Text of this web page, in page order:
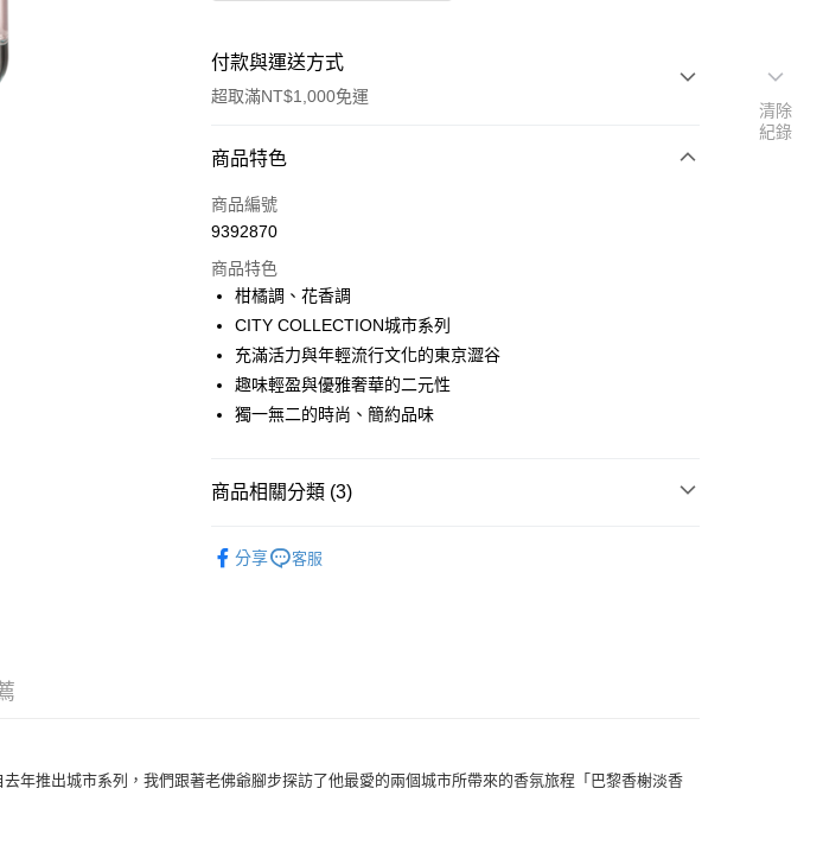
付款與運送方式
超取滿NT$1,000免運
付款方式
信用卡一次付款
運送方式
付款後全家取貨
每筆NT$80，滿NT$1,000(含以上)免運費
每筆NT$80，滿NT$1,000(含以上)免運費
商品特色
商品編號
9392870
商品特色
柑橘調、花香調
CITY COLLECTION城市系列
充滿活力與年輕流行文化的東京澀谷
趣味輕盈與優雅奢華的二元性
獨一無二的時尚、簡約品味
商品相關分類 (3)
分享 客服
年推出城市系列，我們跟著老佛爺腳步探訪了他最愛的兩個城市所帶來的香氛旅程「巴黎香榭淡香
清除
紀錄